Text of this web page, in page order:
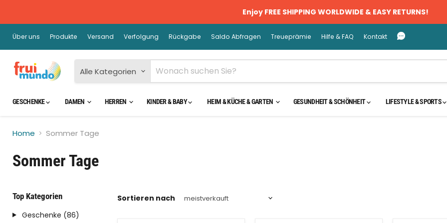
Enjoy FREE SHIPPING WORLDWIDE & EASY RETURNS!
Über uns Produkte Versand Verfolgung Rückgabe Saldo Abfragen Treueprämie Hilfe & FAQ Kontakt
Alle Kategorien
GESCHENKE DAMEN HERREN KINDER & BABY HEIM & KÜCHE & GARTEN GESUNDHEIT & SCHÖNHEIT LIFESTYLE & SPORTS
Home Sommer Tage
Sommer Tage
Top Kategorien
Geschenke (86)
Sortieren nach